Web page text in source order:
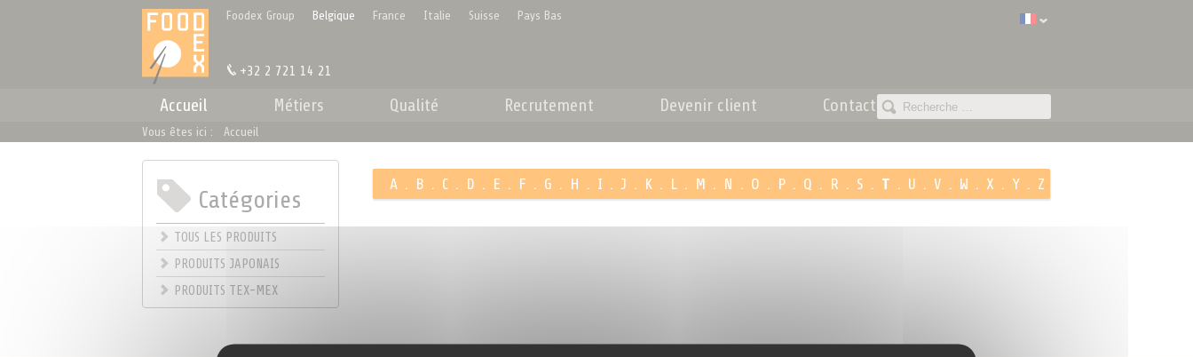
Foodex Group Belgique France Italie Suisse Pays Bas
+32 2 721 14 21
Accueil Métiers Qualité Recrutement Devenir client Contact
Vous êtes ici : Accueil
Catégories
TOUS LES PRODUITS
PRODUITS JAPONAIS
PRODUITS TEX-MEX
A . B . C . D . E . F . G . H . I . J . K . L . M . N . O . P . Q . R . S . T . U . V . W . X . Y . Z
.
Panneau de gestion des cookies